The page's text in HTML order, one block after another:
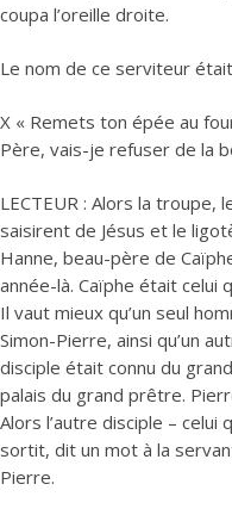
coupa l’oreille droite.
Le nom de ce serviteur
X « Remets ton épée au
Père, vais-je refuser de la
LECTEUR : Alors la
saisirent de Jésus et le
Hanne, beau-père de
année-là. Caïphe était celui
Il vaut mieux qu’un seul
Simon-Pierre, ainsi qu’un
disciple était connu du
palais du grand prêtre.
Alors l’autre disciple –
sortit, dit un mot à la
Pierre.